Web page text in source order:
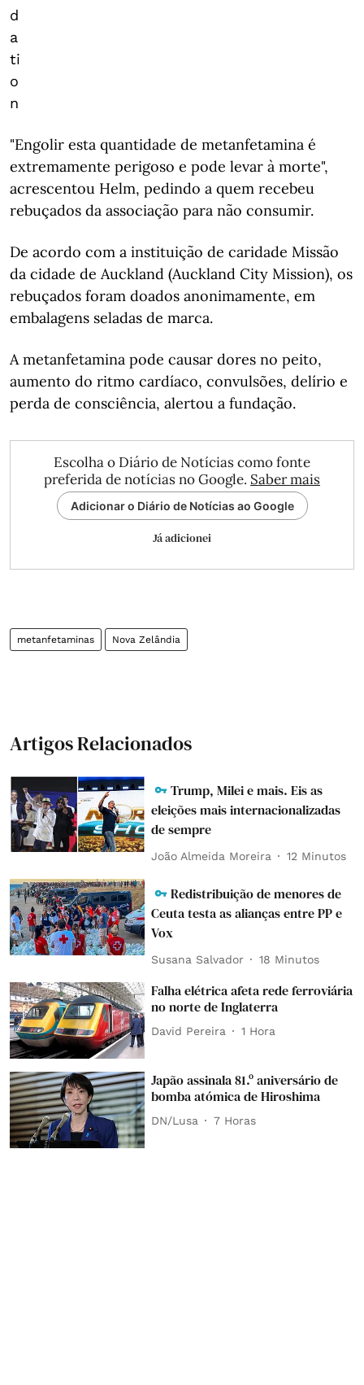
d
a
ti
o
n
"Engolir esta quantidade de metanfetamina é
extremamente perigoso e pode levar à morte",
acrescentou Helm, pedindo a quem recebeu
rebuçados da associação para não consumir.
De acordo com a instituição de caridade Missão
da cidade de Auckland (Auckland City Mission), os
rebuçados foram doados anonimamente, em
embalagens seladas de marca.
A metanfetamina pode causar dores no peito,
aumento do ritmo cardíaco, convulsões, delírio e
perda de consciência, alertou a fundação.
Escolha o Diário de Notícias como fonte
preferida de notícias no Google. Saber mais
Adicionar o Diário de Notícias ao Google
Já adicionei
metanfetaminas Nova Zelândia
Artigos Relacionados
Trump, Milei e mais. Eis as
eleições mais internacionalizadas
de sempre
João Almeida Moreira 12 Minutos
Redistribuição de menores de
Ceuta testa as alianças entre PP e
Vox
Susana Salvador 18 Minutos
Falha elétrica afeta rede ferroviária
no norte de Inglaterra
David Pereira 1 Hora
Japão assinala 81.º aniversário de
bomba atómica de Hiroshima
DN/Lusa 7 Horas